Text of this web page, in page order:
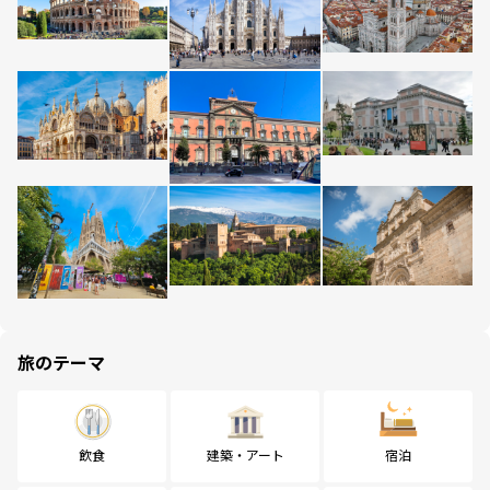
旅のテーマ
飲食 建築・アート 宿泊